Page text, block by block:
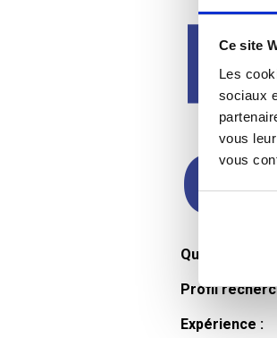
Ce site
Les
sociaux
vous
vous
Qualifications
Profil
Expérience :